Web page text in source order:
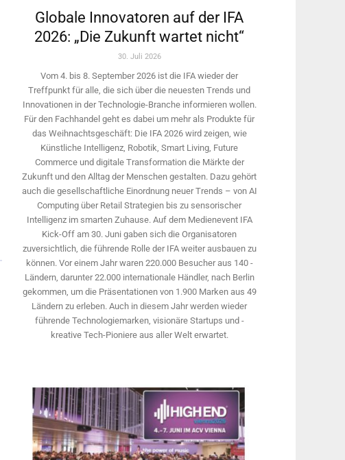
Globale Innovatoren auf der IFA
2026: „Die Zukunft wartet nicht“
30. Juli 2026
Vom 4. bis 8. September 2026 ist die IFA wieder der
Treffpunkt für alle, die sich über die neuesten Trends und
Innovationen in der Technologie-­Branche informieren wollen.
Für den Fachhandel geht es dabei um mehr als Produkte für
das Weihnachtsgeschäft: Die IFA 2026 wird ­zeigen, wie
Künstliche Intelligenz, Robotik, Smart Living, Future
Commerce und digitale Trans­formation die Märkte der
Zukunft und den Alltag der Menschen gestalten. Dazu gehört
auch die gesellschaftliche Einordnung neuer Trends – von AI
Computing über Retail Strategien bis zu sensorischer
Intelligenz im smarten Zuhause. Auf dem Medien­event IFA
Kick-Off am 30. Juni gaben sich die Organisatoren
zuversichtlich, die führende Rolle der IFA weiter ausbauen zu
können. Vor einem Jahr ­waren 220.000 Besucher aus 140 ­
Ländern, ­darunter 22.000 internationale Händler, nach Berlin
gekommen, um die Präsen­tationen von 1.900 Marken aus 49
Ländern zu erleben. Auch in diesem Jahr werden wieder
führende Technologiemarken, visionäre Startups und ­
kreative Tech-Pioniere aus aller Welt erwartet.